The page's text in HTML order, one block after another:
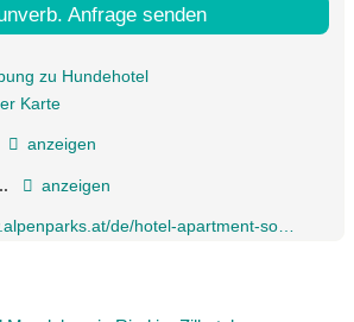
Anfrage senden
zu Hundehotel
Karte
anzeigen
anzeigen
de/hotel-apartment-sonnleiten-saalbach/